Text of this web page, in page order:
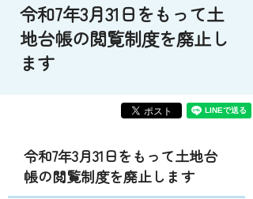
令和7年3月31日をもって土
地台帳の閲覧制度を廃止し
ます
令和7年3月31日をもって土地台
帳の閲覧制度を廃止します